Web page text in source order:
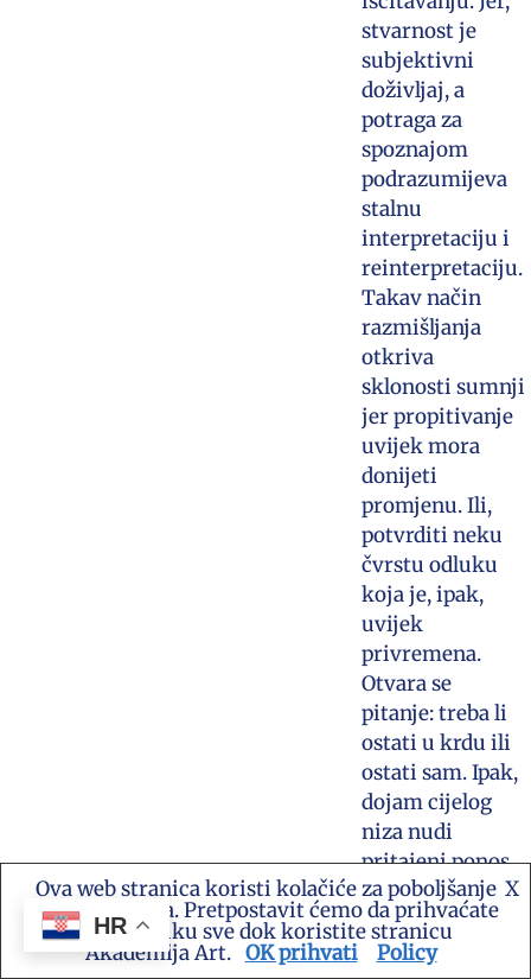
stvarnost je
subjektivni
doživljaj, a
potraga za
spoznajom
podrazumijeva
stalnu
interpretaciju i
reinterpretaciju.
Takav način
razmišljanja
otkriva
sklonosti sumnji
jer propitivanje
uvijek mora
donijeti
promjenu. Ili,
potvrditi neku
čvrstu odluku
koja je, ipak,
uvijek
privremena.
Otvara se
pitanje: treba li
ostati u krdu ili
ostati sam. Ipak,
dojam cijelog
niza nudi
pritajeni ponos
izgovorenim i
tihu slutnju
neizvjesnosti
HR
Ova web stranica koristi kolačiće za poboljšanje
vašeg iskustva. Pretpostavit ćemo da prihvaćate
ovu politiku sve dok koristite stranicu
Akademija Art.
X
OK prihvati Policy